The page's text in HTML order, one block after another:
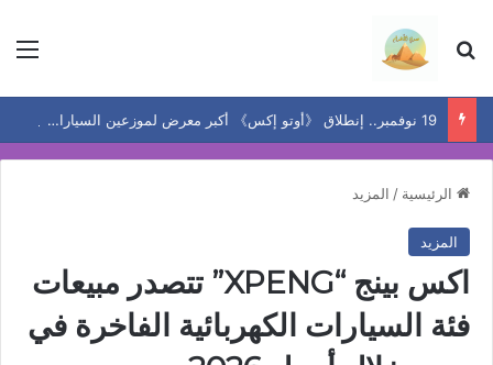
بحث عن
19 نوفمبر.. إنطلاق 《أوتو إكس》 أكبر معرض لموزعين السيارات المعتمدين في مصر
الرئيسية / المزيد
المزيد
اكس بينج “XPENG” تتصدر مبيعات
فئة السيارات الكهربائية الفاخرة في